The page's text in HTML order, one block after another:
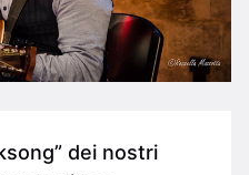
dei nostri